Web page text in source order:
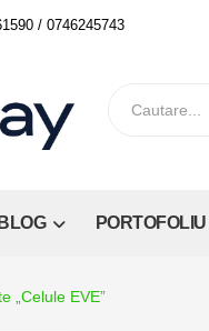
/ 0746245743
BLOG PORTOFOLIU
„Celule EVE”